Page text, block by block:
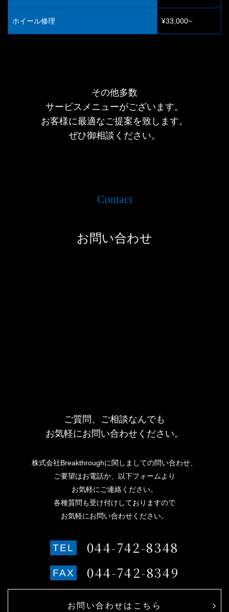
ホイール修理 ¥33,000~
その他多数
サービスメニューがございます。
お客様に最適なご提案を致します。
ぜひ御相談ください。
お問い合わせ
Contact
ご質問、ご相談なんでも
お気軽にお問い合わせください。
株式会社Breakthroughに関しましての問い合わせ、
ご要望はお電話か、以下フォームより
お気軽にご連絡ください。
各種質問も受け付けしておりますので
お気軽にお問い合わせください。
TEL 044-742-8348
FAX 044-742-8349
お問い合わせはこちら